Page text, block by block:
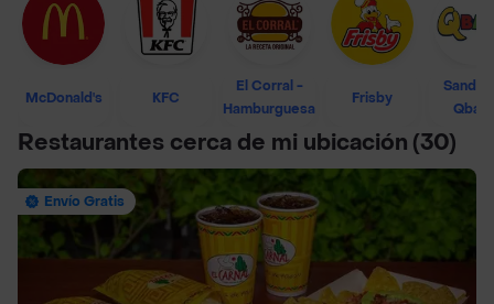
McDonald's KFC
El Corral -
Hamburguesa
Frisby
Restaurantes cerca de mi ubicación (30)
Envío Gratis